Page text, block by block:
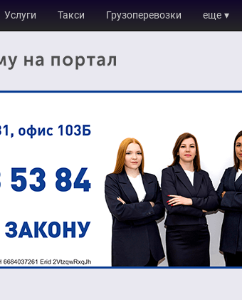
Услуги Такси Грузоперевозки еще ▾